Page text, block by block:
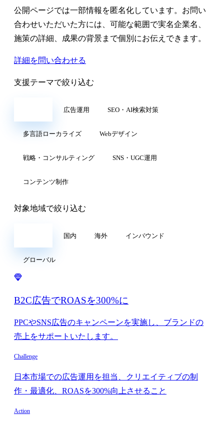
公開ページでは一部情報を匿名化しています。お問い
合わせいただいた方には、可能な範囲で実名企業名、
施策の詳細、成果の背景まで個別にお伝えできます。
詳細を問い合わせる
支援テーマで絞り込む
広告運用 SEO・AI検索対策
多言語ローカライズ Webデザイン
戦略・コンサルティング SNS・UGC運用
コンテンツ制作
対象地域で絞り込む
国内 海外 インバウンド
グローバル
B2C広告でROASを300%に
PPCやSNS広告のキャンペーンを実施し、ブランドの
売上をサポートいたします。
Challenge
日本市場での広告運用を担当、クリエイティブの制
作・最適化、ROASを300%向上させること
Action